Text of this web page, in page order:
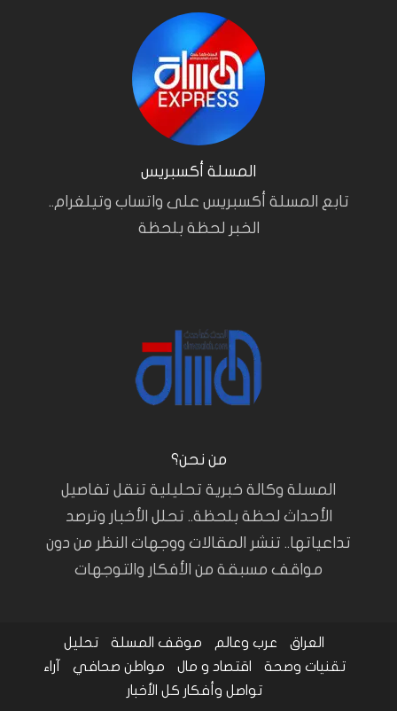
المسلة أكسبريس
تابع المسلة أكسبريس على واتساب وتيلغرام..
الخبر لحظة بلحظة
من نحن؟
المسلة وكالة خبرية تحليلية تنقل تفاصيل
الأحداث لحظة بلحظة.. تحلل الأخبار وترصد
تداعياتها.. تنشر المقالات ووجهات النظر من دون
مواقف مسبقة من الأفكار والتوجهات
العراق عرب وعالم موقف المسلة
تحليل
تقنيات وصحة
اقتصاد و مال مواطن صحافي
آراء
تواصل وأفكار كل الأخبار